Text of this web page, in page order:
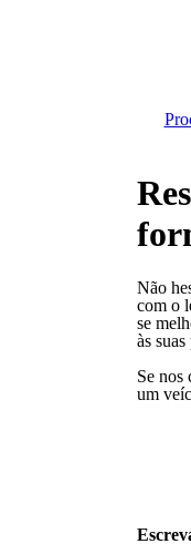
Não
com o
se
às
Se nos
um